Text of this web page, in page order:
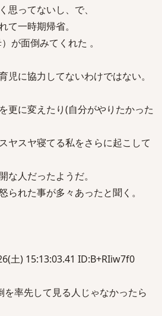
思ってないし、で、
て一時期帰省。
が面倒みてくれた 。
児に協力してないわけではない。
更に変えたり(自分がやりたかった
ヤスヤ寝てる私をさらに起こして
な人だったようだ。
られた事が多々あったと聞く。
土) 15:13:03.41 ID:B+RIiw7f0
率先して見る人じゃなかったら